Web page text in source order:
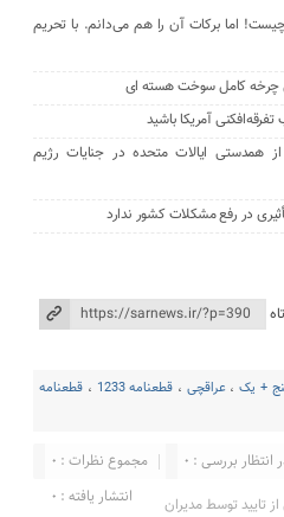
اما برکات آن را هم می‌دانم. با تحریم
چرخه کامل سوخت هسته ای
آمریکا باشید
همدستی ایالات متحده در جنایات رژیم
در رفع مشکلات کشور ندارد
+ یک،عراقچی ، قطعنامه 1233 ، قطعنامه
مجموع نظرات : 0
انتظار بررسی : 0
انتشار یافته : 0
تایید توسط مدیران